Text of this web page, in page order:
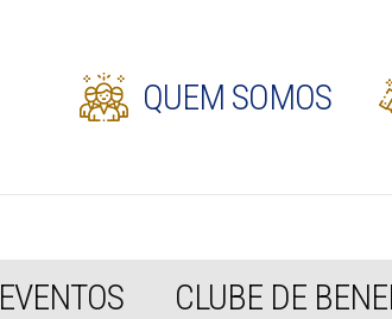
QUEM SOMOS
EVENTOS CLUBE DE